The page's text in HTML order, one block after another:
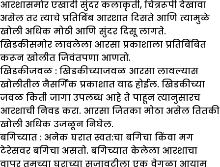
आरशासमोर एखादी सुंदर कलाकृती, चित्ररूपी देखावा
असेल तर त्याचे प्रतिबिंब आरशात दिसते आणि त्यामुळे
खोली अधिक मोठी आणि सुंदर दिसू लागते.
खिडकीसमोर लावलेला आरसा प्रकाशाला प्रतिबिंबित
करून खोलीत जिवंतपणा आणतो.
खिडकीजवळ : खिडकीच्याजवळ आरसा लावल्यास
खोलीतील नैसर्गिक प्रकाशात वाढ होईल. खिडकीच्या
जवळ किती जागा उपलब्ध आहे ते पाहून त्यानुसारच
आरशाची निवड करा. आरसा जितका मोठा असेल तितकी
खोली अधिक उजळून निघेल.
बगिच्यात : अनेक घरात स्वत:चा बगिचा किंवा मग
टेरेसवर बगिचा असतो. बगिच्यात केलेला आरशाचा
वापर तुमच्या घराच्या सजावटीला एक वेगळा आयाम